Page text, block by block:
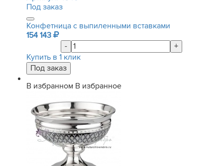
Под заказ
Конфетница с выпиленными вставками
154 143
-
+
Купить в 1 клик
В избранном В избранное